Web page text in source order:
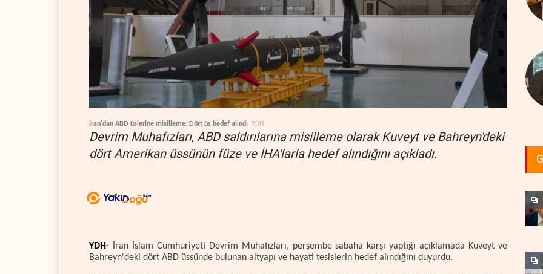
İran'dan ABD üslerine misilleme: Dört üs hedef alındı YDH
Devrim Muhafızları, ABD saldırılarına misilleme olarak Kuveyt ve Bahreyn'deki
dört Amerikan üssünün füze ve İHA'larla hedef alındığını açıkladı.
YDH- İran İslam Cumhuriyeti Devrim Muhafızları, perşembe sabaha karşı yaptığı açıklamada Kuveyt ve
Bahreyn'deki dört ABD üssünde bulunan altyapı ve hayati tesislerin hedef alındığını duyurdu.